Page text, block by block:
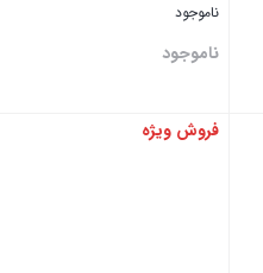
ناموجود
ناموجود
بستن
فروش ویژه